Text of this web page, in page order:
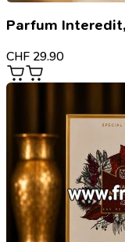
Parfum
CHF 29.90